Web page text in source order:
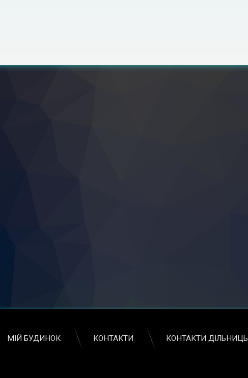
МІЙ БУДИНОК КОНТАКТИ КОНТАКТИ ДІЛЬНИЦЬ